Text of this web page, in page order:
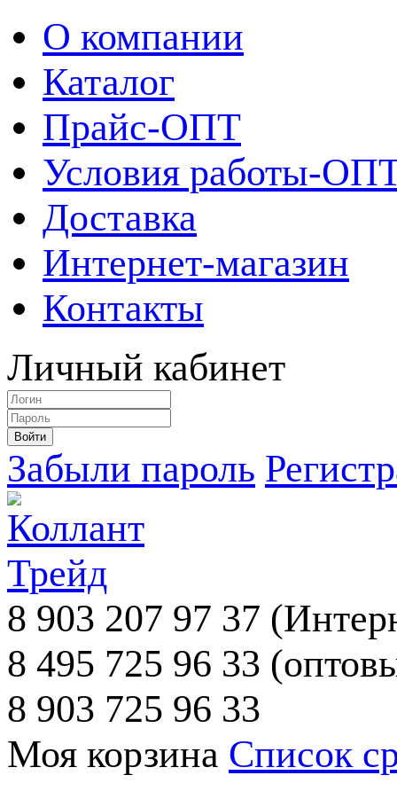
О компании
Каталог
Прайс-ОПТ
Условия работы-
Доставка
Интернет-магазин
Контакты
Личный кабинет
Забыли пароль
8 903 207 97 37
8 495 725 96 33
8 903 725 96 33
Моя корзина Список